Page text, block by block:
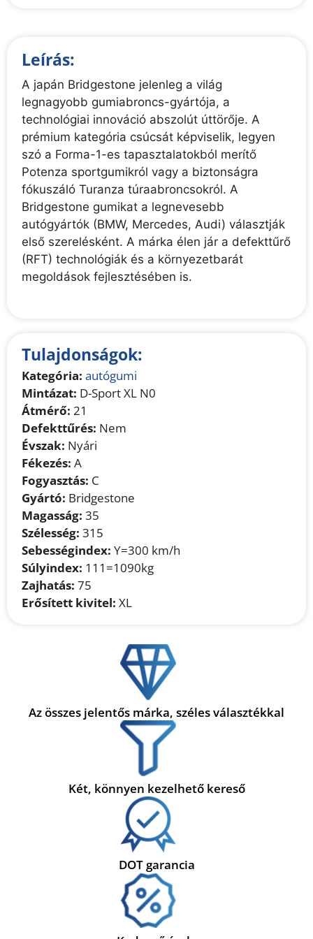
Leírás:
A japán Bridgestone jelenleg a világ
legnagyobb gumiabroncs-gyártója, a
technológiai innováció abszolút úttörője. A
prémium kategória csúcsát képviselik, legyen
szó a Forma-1-es tapasztalatokból merítő
Potenza sportgumikról vagy a biztonságra
fókuszáló Turanza túraabroncsokról. A
Bridgestone gumikat a legnevesebb
autógyártók (BMW, Mercedes, Audi) választják
első szerelésként. A márka élen jár a defekttűrő
(RFT) technológiák és a környezetbarát
megoldások fejlesztésében is.
Tulajdonságok:
Kategória: autógumi
Mintázat: D-Sport XL N0
Átmérő: 21
Defekttűrés: Nem
Évszak: Nyári
Fékezés: A
Fogyasztás: C
Gyártó: Bridgestone
Magasság: 35
Szélesség: 315
Sebességindex: Y=300 km/h
Súlyindex: 111=1090kg
Zajhatás: 75
Erősített kivitel: XL
Az összes jelentős márka, széles választékkal
Két, könnyen kezelhető kereső
DOT garancia